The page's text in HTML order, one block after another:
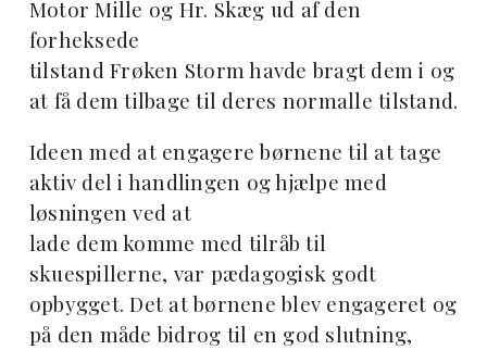
Motor Mille og Hr. Skæg ud af den
forheksede
tilstand Frøken Storm havde bragt dem i og
at få dem tilbage til deres normalle tilstand.
Ideen med at engagere børnene til at tage
aktiv del i handlingen og hjælpe med
løsningen ved at
lade dem komme med tilråb til
skuespillerne, var pædagogisk godt
opbygget. Det at børnene blev engageret og
på den måde bidrog til en god slutning,